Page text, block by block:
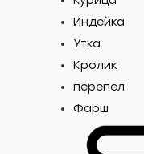
Индейка
Утка
Кролик
перепел
Фарш